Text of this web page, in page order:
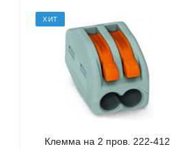
ХИТ
Клемма на 2 пров. 222-412